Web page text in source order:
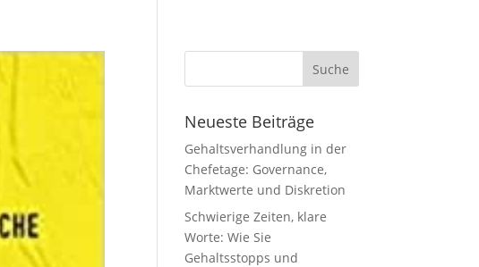
Neueste Beiträge
Gehaltsverhandlung in der
Chefetage: Governance,
Marktwerte und Diskretion
Schwierige Zeiten, klare
Worte: Wie Sie
Gehaltsstopps und